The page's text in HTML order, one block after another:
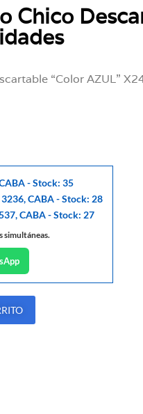
Chico
“Color AZUL”
- Stock: 35
3236, CABA - Stock: 28
CABA - Stock: 27
simultáneas.